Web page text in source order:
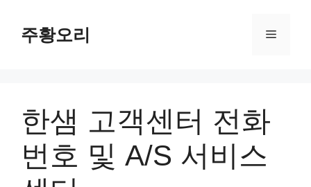
주황오리 Menu
한샘 고객센터 전화
번호 및 A/S 서비스